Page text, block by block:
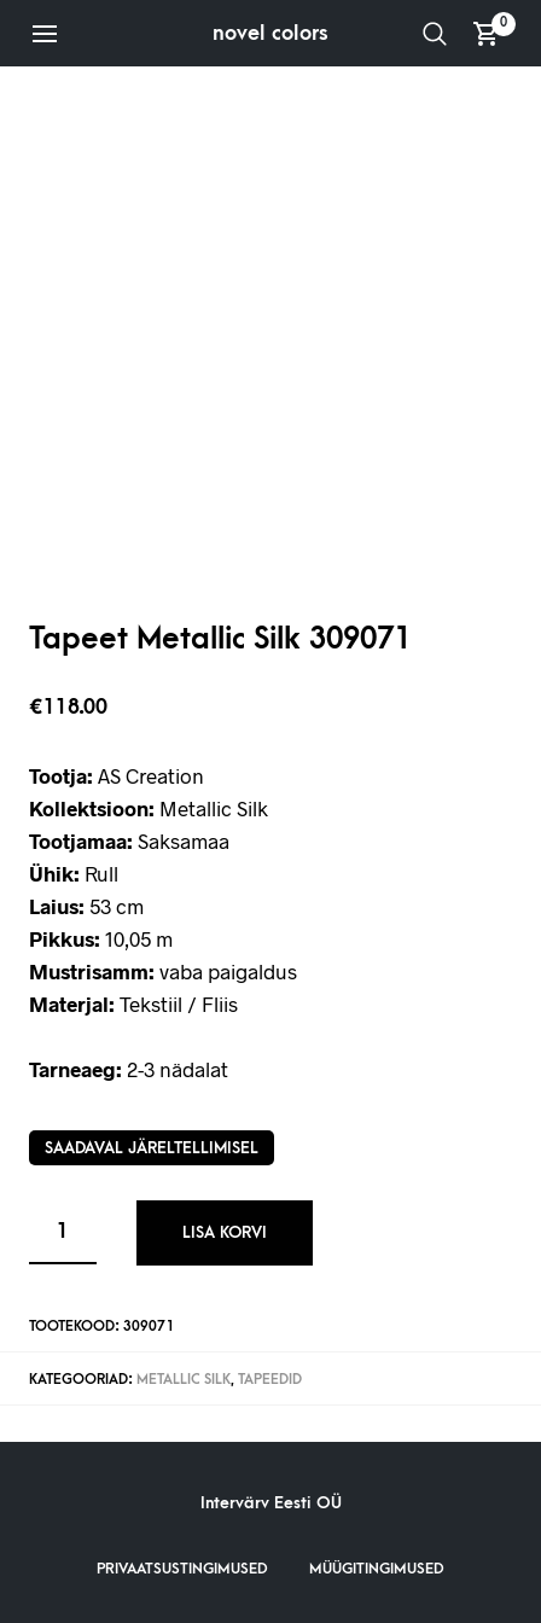
novel colors 0
Tapeet Metallic Silk 309071
€118.00
Tootja: AS Creation
Kollektsioon: Metallic Silk
Tootjamaa: Saksamaa
Ühik: Rull
Laius: 53 cm
Pikkus: 10,05 m
Mustrisamm: vaba paigaldus
Materjal: Tekstiil / Fliis
Tarneaeg: 2-3 nädalat
SAADAVAL JÄRELTELLIMISEL
LISA KORVI
TOOTEKOOD: 309071
KATEGOORIAD: METALLIC SILK, TAPEEDID
Intervärv Eesti OÜ
PRIVAATSUSTINGIMUSED MÜÜGITINGIMUSED